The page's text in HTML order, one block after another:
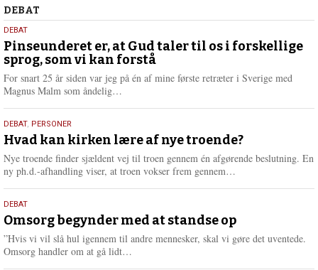
Debat
DEBAT
5.
august
2026
DEBAT
Pinseunderet er, at Gud taler til os i forskellige
sprog, som vi kan forstå
For snart 25 år siden var jeg på én af mine første retræter i Sverige med
Magnus Malm som åndelig…
e
r
e
25.
juli
2026
DEBAT, PERSONER
Hvad kan kirken lære af nye troende?
Nye troende finder sjældent vej til troen gennem én afgørende beslutning. En
ny ph.d.-afhandling viser, at troen vokser frem gennem…
e
r
e
9.
juli
2026
DEBAT
Omsorg begynder med at standse op
”Hvis vi vil slå hul igennem til andre mennesker, skal vi gøre det uventede.
Omsorg handler om at gå lidt…